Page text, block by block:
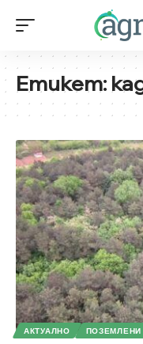
Етикет:
АКТУАЛНО